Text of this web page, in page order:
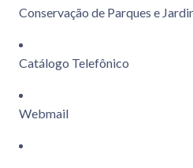
Conservação de Parques e
Catálogo Telefônico
Webmail